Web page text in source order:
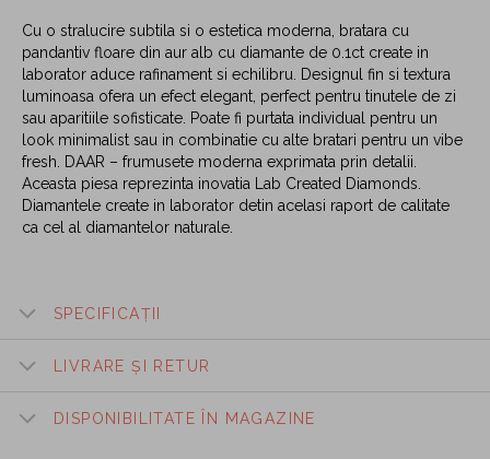
Cu o stralucire subtila si o estetica moderna, bratara cu
pandantiv floare din aur alb cu diamante de 0.1ct create in
laborator aduce rafinament si echilibru. Designul fin si textura
luminoasa ofera un efect elegant, perfect pentru tinutele de zi
sau aparitiile sofisticate. Poate fi purtata individual pentru un
look minimalist sau in combinatie cu alte bratari pentru un vibe
fresh. DAAR – frumusete moderna exprimata prin detalii.
Aceasta piesa reprezinta inovatia Lab Created Diamonds.
Diamantele create in laborator detin acelasi raport de calitate
ca cel al diamantelor naturale.
SPECIFICAȚII
LIVRARE ȘI RETUR
DISPONIBILITATE ÎN MAGAZINE